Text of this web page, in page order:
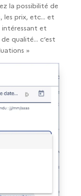
la possibilité de
les prix, etc… et
intéressant et
qualité… c’est
»